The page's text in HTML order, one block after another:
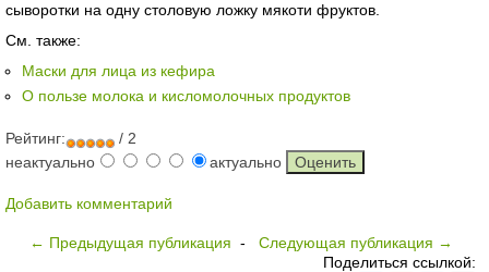
сыворотки на одну столовую ложку мякоти фруктов.
См. также:
Маски для лица из кефира
О пользе молока и кисломолочных продуктов
Рейтинг:
/ 2
неактуально
актуально
Добавить комментарий
← Предыдущая публикация - Следующая публикация →
Поделиться ссылкой: